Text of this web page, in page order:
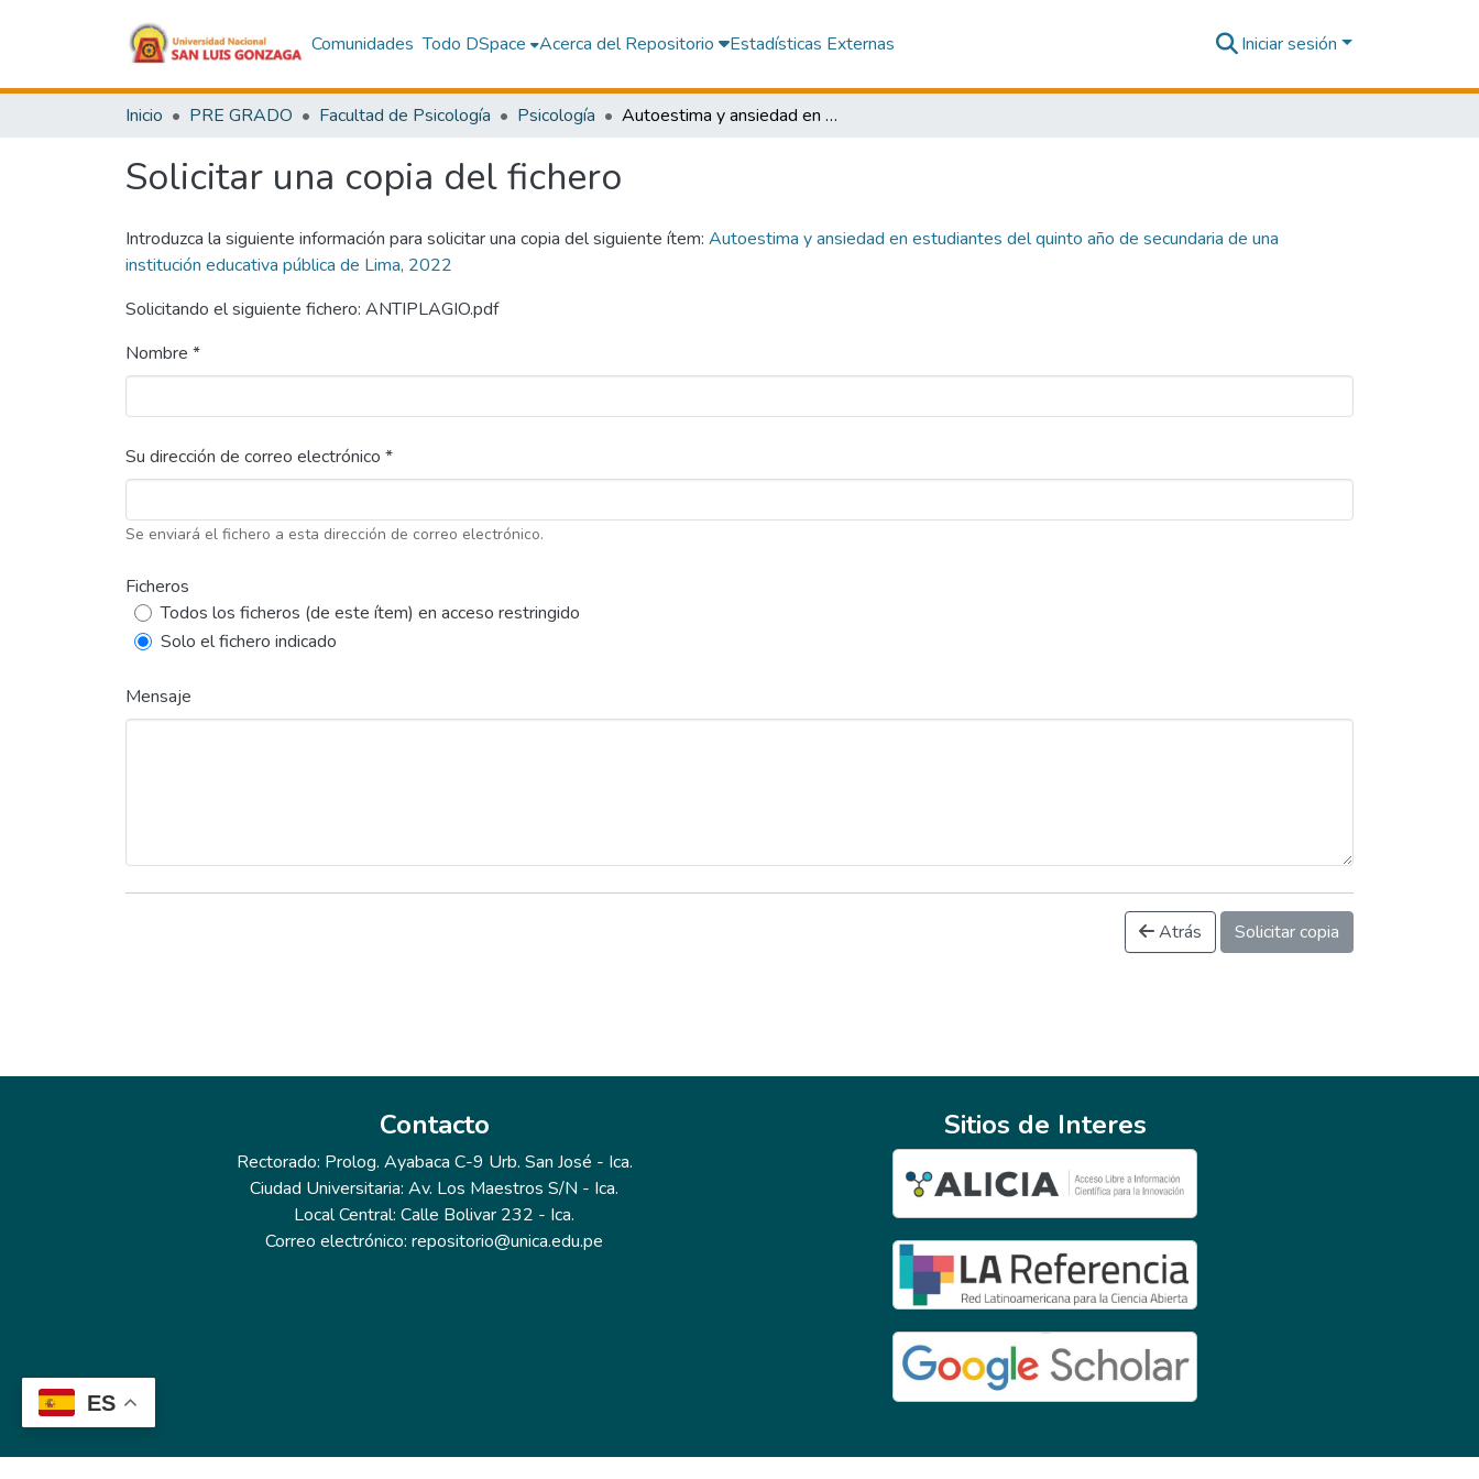
ES
Comunidades Todo DSpace Acerca del Repositorio Estadísticas Externas Iniciar sesión
Inicio PRE GRADO Facultad de Psicología Psicología Autoestima y ansiedad en estudiantes del quinto año de secundaria de una institución educativa pública de Lima, 2022
Solicitar una copia del fichero
Introduzca la siguiente información para solicitar una copia del siguiente ítem: Autoestima y ansiedad en estudiantes del quinto año de secundaria de una
institución educativa pública de Lima, 2022
Solicitando el siguiente fichero: ANTIPLAGIO.pdf
Nombre *
Su dirección de correo electrónico *
Se enviará el fichero a esta dirección de correo electrónico.
Ficheros
Todos los ficheros (de este ítem) en acceso restringido
Solo el fichero indicado
Mensaje
Atrás Solicitar copia
Contacto
Rectorado: Prolog. Ayabaca C-9 Urb. San José - Ica.
Ciudad Universitaria: Av. Los Maestros S/N - Ica.
Local Central: Calle Bolivar 232 - Ica.
Correo electrónico: repositorio@unica.edu.pe
Sitios de Interes